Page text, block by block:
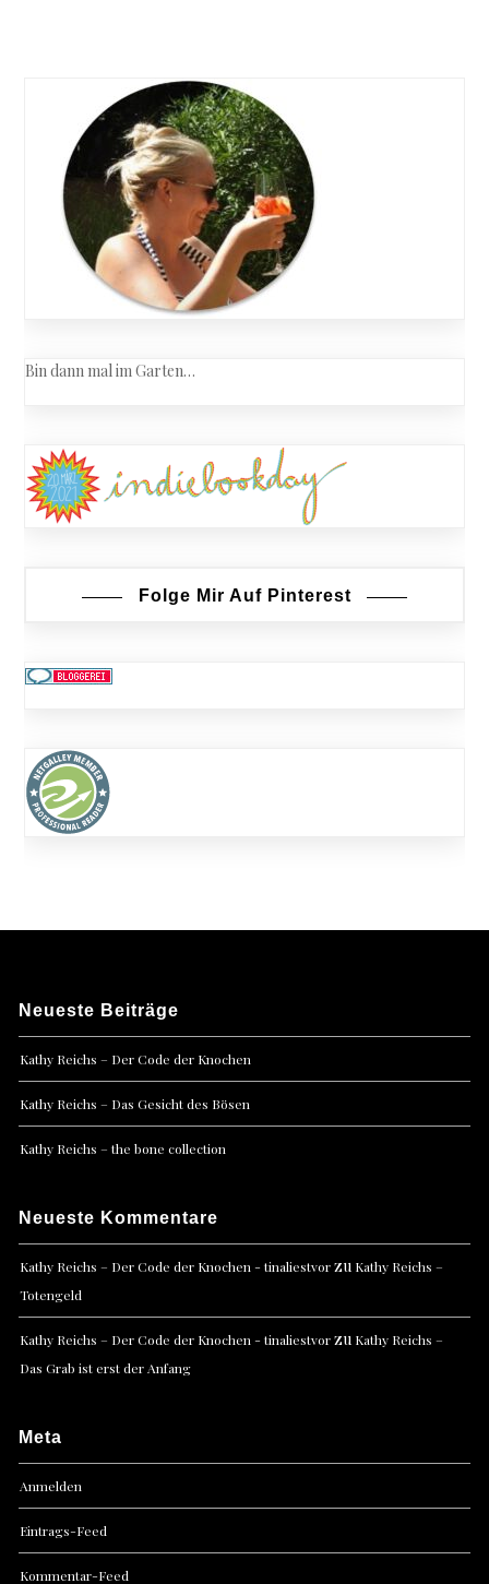
navigation
Bin dann mal im Garten…
Folge Mir Auf Pinterest
Neueste Beiträge
Kathy Reichs – Der Code der Knochen
Kathy Reichs – Das Gesicht des Bösen
Kathy Reichs – the bone collection
Neueste Kommentare
Kathy Reichs – Der Code der Knochen - tinaliestvorzu Kathy Reichs –
Totengeld
Kathy Reichs – Der Code der Knochen - tinaliestvorzu Kathy Reichs –
Das Grab ist erst der Anfang
Meta
Anmelden
Eintrags-Feed
Kommentar-Feed